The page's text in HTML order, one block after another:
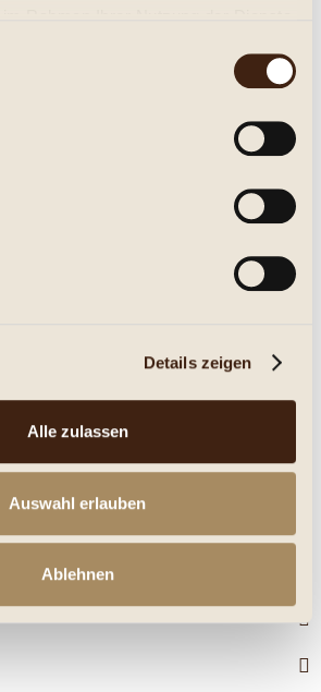
Details zeigen
Alle zulassen
Auswahl erlauben
Ablehnen
ebenfalls angesehen